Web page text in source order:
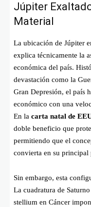
Júpiter
Material
La ubicación de Júpiter
explica técnicamente la
económica del país.
devastación como la
Gran Depresión, el país
económico con una
En la carta natal de
doble beneficio que
permitiendo que el
convierta en su
Sin embargo, esta
La cuadratura de
stellium en Cáncer